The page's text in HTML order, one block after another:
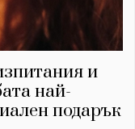
и
най-
подарък